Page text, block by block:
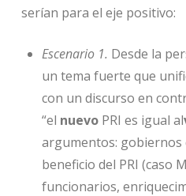
serían para el eje positivo:
Escenario 1. Desde la
un tema fuerte que
con un discurso en
“el nuevo PRI es igual al
argumentos: gobiernos
beneficio del PRI (caso
funcionarios,